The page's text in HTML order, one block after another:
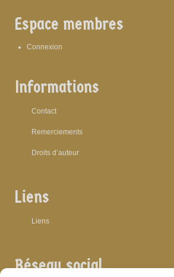
Espace membres
Connexion
Informations
Contact
Remerciements
Droits d’auteur
Liens
Liens
Réseau social